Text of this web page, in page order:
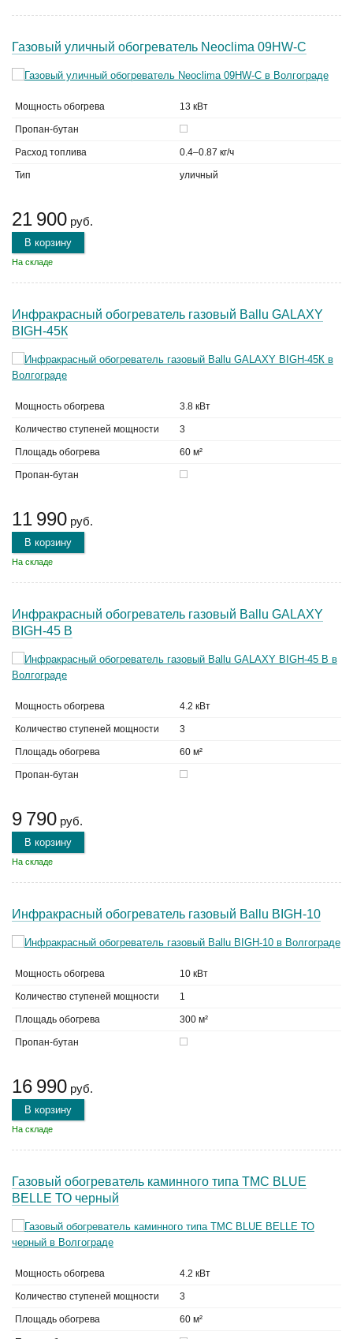
Газовый уличный обогреватель Neoclima 09HW-C
Мощность обогрева 13 кВт
Пропан-бутан
Расход топлива 0.4–0.87 кг/ч
Тип уличный
21 900 руб.
В корзину
На складе
Инфракрасный обогреватель газовый Ballu GALAXY
BIGH-45К
Мощность обогрева 3.8 кВт
Количество ступеней мощности 3
Площадь обогрева 60 м²
Пропан-бутан
11 990 руб.
В корзину
На складе
Инфракрасный обогреватель газовый Ballu GALAXY
BIGH-45 B
Мощность обогрева 4.2 кВт
Количество ступеней мощности 3
Площадь обогрева 60 м²
Пропан-бутан
9 790 руб.
В корзину
На складе
Инфракрасный обогреватель газовый Ballu BIGH-10
Мощность обогрева 10 кВт
Количество ступеней мощности 1
Площадь обогрева 300 м²
Пропан-бутан
16 990 руб.
В корзину
На складе
Газовый обогреватель каминного типа TMC BLUE
BELLE ТО черный
Мощность обогрева 4.2 кВт
Количество ступеней мощности 3
Площадь обогрева 60 м²